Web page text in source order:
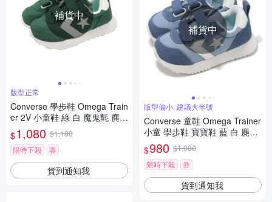
補貨中
版型正常
Converse 學步鞋 Omega Train
er 2V 小童鞋 綠 白 魔鬼氈 麂皮
尼龍 A16419C
$1,080 $1,180
限時下殺
券
貨到通知我
補貨中
版型偏小, 建議大半號
Converse 童鞋 Omega Trainer
小童 學步鞋 寶寶鞋 藍 白 麂皮
魔鬼氈 A13096C
$980 $1,080
限時下殺
券
貨到通知我